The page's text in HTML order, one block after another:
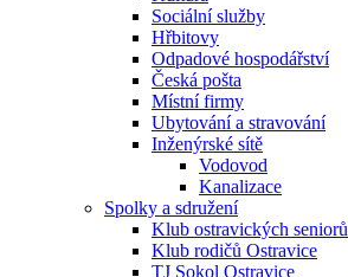
Sociální služby
Hřbitovy
Odpadové hospodářství
Česká pošta
Místní firmy
Ubytování a stravování
Inženýrské sítě
Vodovod
Kanalizace
Spolky a sdružení
Klub ostravických seniorů
Klub rodičů Ostravice
TJ Sokol Ostravice